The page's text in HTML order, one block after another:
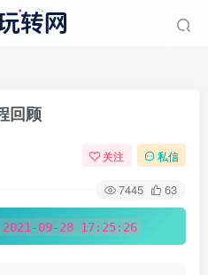
回顾
关注 私信
7445 63
2021-09-28 17:25:26